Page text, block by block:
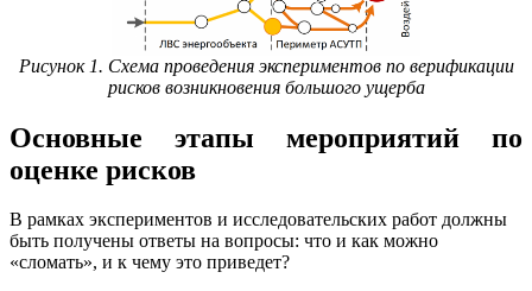
Рисунок 1. Схема проведения экспериментов по верификации
рисков возникновения большого ущерба
Основные этапы мероприятий по
оценке рисков
В рамках экспериментов и исследовательских работ должны
быть получены ответы на вопросы: что и как можно
«сломать», и к чему это приведет?